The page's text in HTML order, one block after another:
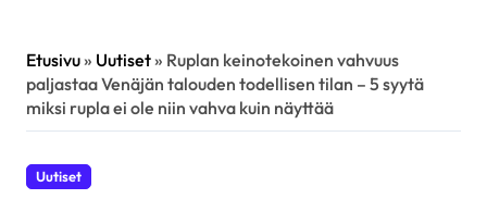
Etusivu» Uutiset» Ruplan keinotekoinen vahvuus
paljastaa Venäjän talouden todellisen tilan – 5 syytä
miksi rupla ei ole niin vahva kuin näyttää
Uutiset